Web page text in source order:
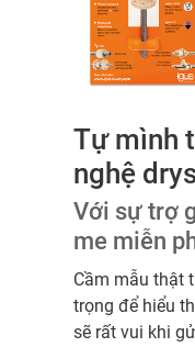
Tự mình
nghệ
Với sự trợ
me miễn
Cầm mẫu thật
trọng để hiểu
sẽ rất vui khi